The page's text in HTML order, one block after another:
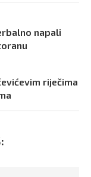
napali
riječima